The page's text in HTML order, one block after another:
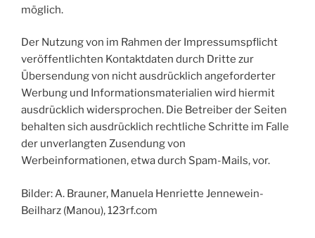
möglich.
Der Nutzung von im Rahmen der Impressumspflicht
veröffentlichten Kontaktdaten durch Dritte zur
Übersendung von nicht ausdrücklich angeforderter
Werbung und Informationsmaterialien wird hiermit
ausdrücklich widersprochen. Die Betreiber der Seiten
behalten sich ausdrücklich rechtliche Schritte im Falle
der unverlangten Zusendung von
Werbeinformationen, etwa durch Spam-Mails, vor.
Bilder: A. Brauner, Manuela Henriette Jennewein-
Beilharz (Manou), 123rf.com